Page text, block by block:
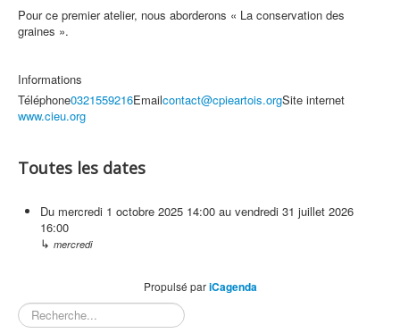
Pour ce premier atelier, nous aborderons « La conservation des
graines ».
Informations
Téléphone0321559216Emailcontact@cpieartois.orgSite internet
www.cieu.org
Toutes les dates
Du mercredi 1 octobre 2025 14:00 au vendredi 31 juillet 2026
16:00
↳ mercredi
Propulsé pariCagenda
Rechercher